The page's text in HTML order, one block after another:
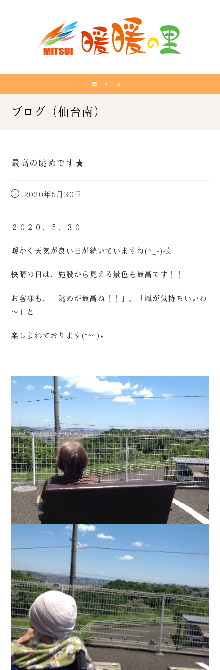
メニュー
最高の眺めです★
2020年5月30日
２０２０．５．３０
暖かく天気が良い日が続いていますね(^_-)-☆
快晴の日は、施設から見える景色も最高です！！
お客様も、「眺めが最高ね！！」、「風が気持ちいいわ
～」と
楽しまれております(*^^)v